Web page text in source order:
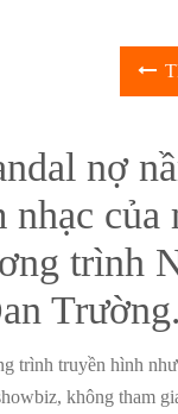
nợ
của
trình
Trường.
trình truyền hình
không tham